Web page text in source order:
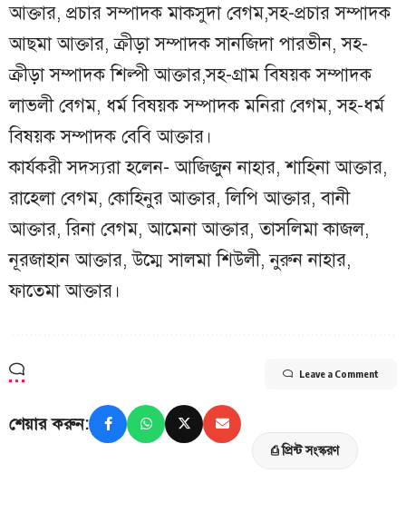
আক্তার, প্রচার সম্পাদক মাকসুদা বেগম,সহ-প্রচার সম্পাদক
আছমা আক্তার, ক্রীড়া সম্পাদক সানজিদা পারভীন, সহ-
ক্রীড়া সম্পাদক শিল্পী আক্তার,সহ-গ্রাম বিষয়ক সম্পাদক
লাভলী বেগম, ধর্ম বিষয়ক সম্পাদক মনিরা বেগম, সহ-ধর্ম
বিষয়ক সম্পাদক বেবি আক্তার।
কার্যকরী সদস্যরা হলেন- আজিজুন নাহার, শাহিনা আক্তার,
রাহেলা বেগম, কোহিনুর আক্তার, লিপি আক্তার, বানী
আক্তার, রিনা বেগম, আমেনা আক্তার, তাসলিমা কাজল,
নূরজাহান আক্তার, উম্মে সালমা শিউলী, নুরুন নাহার,
ফাতেমা আক্তার।
Leave a Comment
শেয়ার করুন:
⎙ প্রিন্ট সংস্করণ